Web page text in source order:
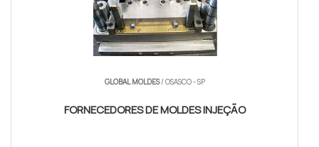
GLOBAL MOLDES/ OSASCO - SP
FORNECEDORES DE MOLDES INJEÇÃO